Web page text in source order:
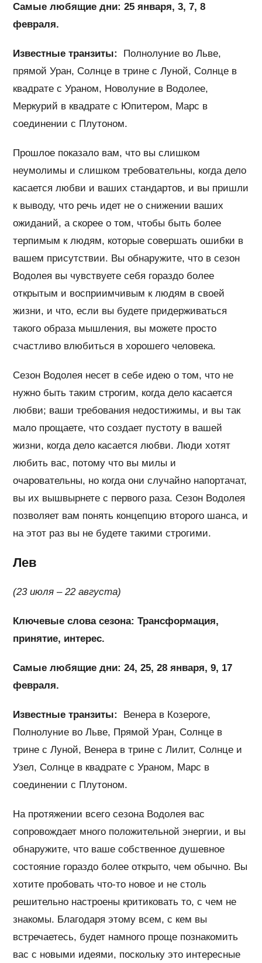
Самые любящие дни: 25 января, 3, 7, 8
февраля.
Известные транзиты:
Полнолуние во Льве,
прямой Уран, Солнце в трине с Луной, Солнце в
квадрате с Ураном, Новолуние в Водолее,
Меркурий в квадрате с Юпитером, Марс в
соединении с Плутоном.
Прошлое показало вам, что вы слишком
неумолимы и слишком требовательны, когда дело
касается любви и ваших стандартов, и вы пришли
к выводу, что речь идет не о снижении ваших
ожиданий, а скорее о том, чтобы быть более
терпимым к людям, которые совершать ошибки в
вашем присутствии. Вы обнаружите, что в сезон
Водолея вы чувствуете себя гораздо более
открытым и восприимчивым к людям в своей
жизни, и что, если вы будете придерживаться
такого образа мышления, вы можете просто
счастливо влюбиться в хорошего человека.
Сезон Водолея несет в себе идею о том, что не
нужно быть таким строгим, когда дело касается
любви; ваши требования недостижимы, и вы так
мало прощаете, что создает пустоту в вашей
жизни, когда дело касается любви. Люди хотят
любить вас, потому что вы милы и
очаровательны, но когда они случайно напортачат,
вы их вышвырнете с первого раза. Сезон Водолея
позволяет вам понять концепцию второго шанса, и
на этот раз вы не будете такими строгими.
Лев
(23 июля – 22 августа)
Ключевые слова сезона: Трансформация,
принятие, интерес.
Самые любящие дни: 24, 25, 28 января, 9, 17
февраля.
Известные транзиты:
Венера в Козероге,
Полнолуние во Льве, Прямой Уран, Солнце в
трине с Луной, Венера в трине с Лилит, Солнце и
Узел, Солнце в квадрате с Ураном, Марс в
соединении с Плутоном.
На протяжении всего сезона Водолея вас
сопровождает много положительной энергии, и вы
обнаружите, что ваше собственное душевное
состояние гораздо более открыто, чем обычно. Вы
хотите пробовать что-то новое и не столь
решительно настроены критиковать то, с чем не
знакомы. Благодаря этому всем, с кем вы
встречаетесь, будет намного проще познакомить
вас с новыми идеями, поскольку это интересные